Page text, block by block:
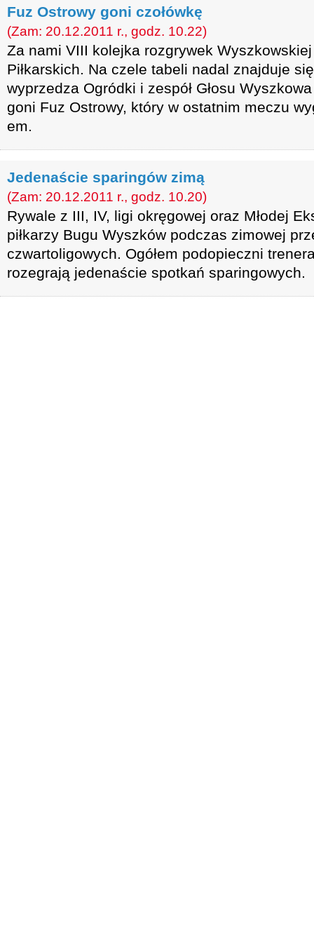
Fuz Ostrowy goni czołówkę
(Zam: 20.12.2011 r., godz. 10.22)
Za nami VIII kolejka rozgrywek
Piłkarskich. Na czele tabeli nadal znajduje
wyprzedza Ogródki i zespół Głosu
goni Fuz Ostrowy, który w ostatnim meczu
em.
Jedenaście sparingów zimą
(Zam: 20.12.2011 r., godz. 10.20)
Rywale z III, IV, ligi okręgowej oraz Młodej
piłkarzy Bugu Wyszków podczas zimowej
czwartoligowych. Ogółem podopieczni
rozegrają jedenaście spotkań sparingowych.